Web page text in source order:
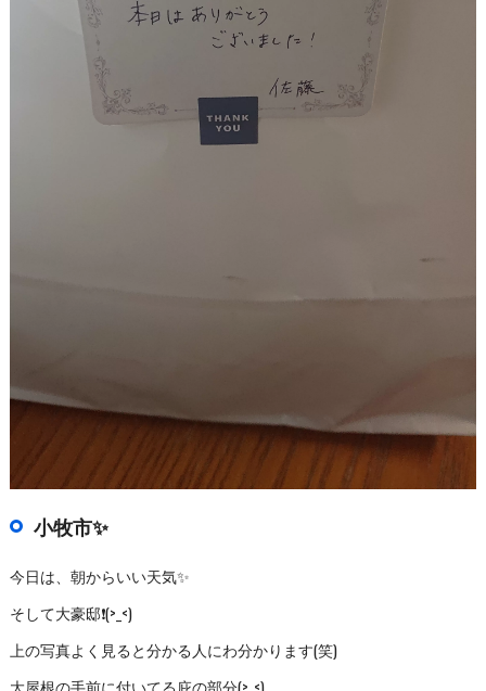
小牧市✨
今日は、朝からいい天気✨
そして大豪邸❗(>_<)
上の写真よく見ると分かる人にわ分かります(笑)
大屋根の手前に付いてる庇の部分(>_<)